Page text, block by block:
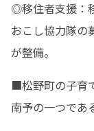
◎移住者支援：
おこし協力隊の
が整備。
■松野町の子育
南予の一つであ